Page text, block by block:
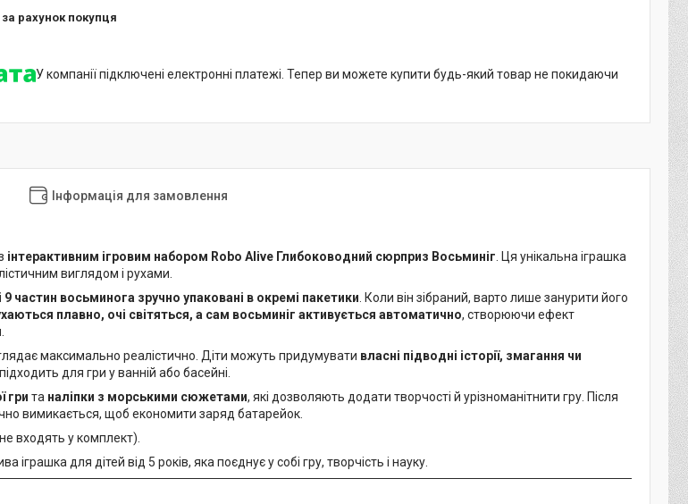
за рахунок покупця
У компанії підключені електронні платежі. Тепер ви можете купити будь-який товар не покидаючи
Інформація для замовлення
інтерактивним ігровим набором Robo Alive Глибоководний сюрприз Восьминіг . Ця унікальна іграшка
виглядом і рухами.
9 частин восьминога зручно упаковані в окремі пакетики . Коли він зібраний, варто лише занурити його
плавно, очі світяться, а сам восьминіг активується автоматично, створюючи ефект
максимально реалістично. Діти можуть придумувати власні підводні історії, змагання чи
для гри у ванній або басейні.
гри та наліпки з морськими сюжетами, які дозволяють додати творчості й урізноманітнити гру. Після
вимикається, щоб економити заряд батарейок.
входять у комплект).
іграшка для дітей від 5 років, яка поєднує у собі гру, творчість і науку.